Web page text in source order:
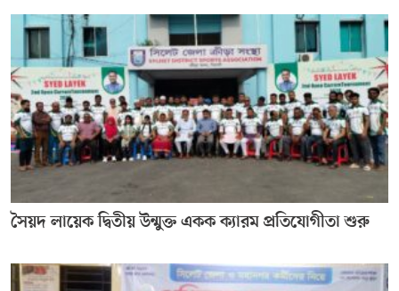
সৈয়দ লায়েক দ্বিতীয় উন্মুক্ত একক ক্যারম প্রতিযোগীতা শুরু